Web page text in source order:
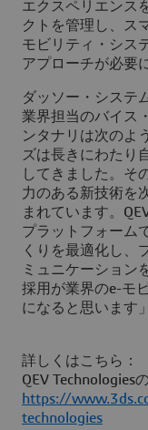
エクスペリエンス
クトを管理し、ス
モビリティ・シス
アプローチが必要
ダッソー・システ
業界担当のバイス
ンタナリは次のよ
ズは長きにわたり
してきました。そ
力のある新技術を
まれています。
プラットフォーム
くりを最適化し、
ミュニケーション
採用が業界のe-モ
になると思います」
詳しくはこちら：
QEV Technologies
https://
technologies